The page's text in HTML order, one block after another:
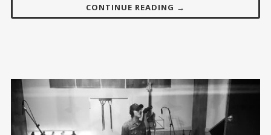
CONTINUE READING →